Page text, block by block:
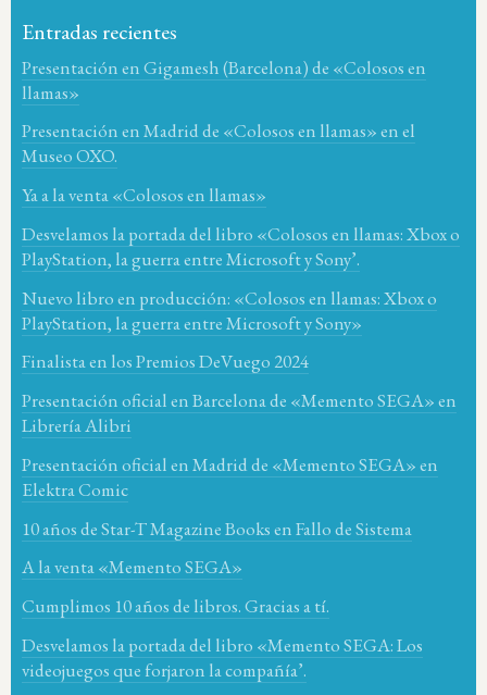
Entradas recientes
Presentación en Gigamesh (Barcelona) de «Colosos en
llamas»
Presentación en Madrid de «Colosos en llamas» en el
Museo OXO.
Ya a la venta «Colosos en llamas»
Desvelamos la portada del libro «Colosos en llamas: Xbox o
PlayStation, la guerra entre Microsoft y Sony’.
Nuevo libro en producción: «Colosos en llamas: Xbox o
PlayStation, la guerra entre Microsoft y Sony»
Finalista en los Premios DeVuego 2024
Presentación oficial en Barcelona de «Memento SEGA» en
Librería Alibri
Presentación oficial en Madrid de «Memento SEGA» en
Elektra Comic
10 años de Star-T Magazine Books en Fallo de Sistema
A la venta «Memento SEGA»
Cumplimos 10 años de libros. Gracias a tí.
Desvelamos la portada del libro «Memento SEGA: Los
videojuegos que forjaron la compañía’.